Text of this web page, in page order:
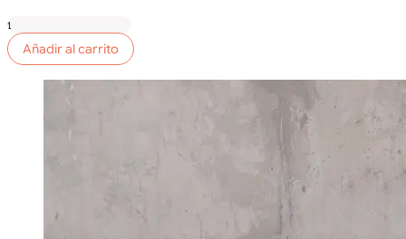
Tote
bag
“Likes
Añadir al carrito